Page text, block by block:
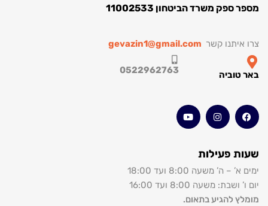
מספר ספק משרד הביטחון 11002533
צרו איתנו קשרgevazin1@gmail.com
באר טוביה 0522962763
שעות פעילות
ימים א’ – ה’ משעה 8:00 ועד 18:00
יום ו’ ושבת: משעה 8:00 ועד 16:00
מומלץ להגיע בתאום.